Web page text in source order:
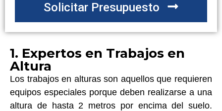
1. Expertos en Trabajos en
Altura
Los trabajos en alturas son aquellos que requieren
equipos especiales porque deben realizarse a una
altura de hasta 2 metros por encima del suelo.
Solicitar Presupuesto